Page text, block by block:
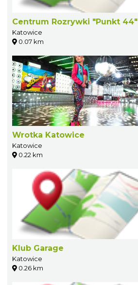
Centrum Rozrywki "Punkt 44"
Katowice
0.07 km
Wrotka Katowice
Katowice
0.22 km
Klub Garage
Katowice
0.26 km